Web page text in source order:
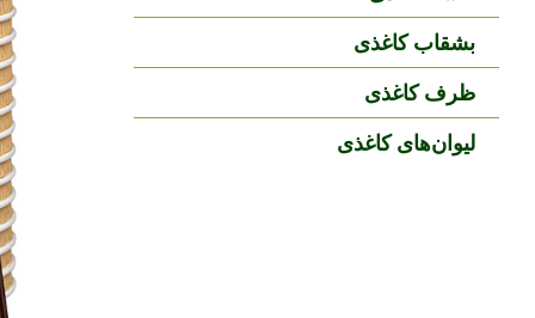
بشقاب کاغذی
ظرف کاغذی
لیوان‌های کاغذی